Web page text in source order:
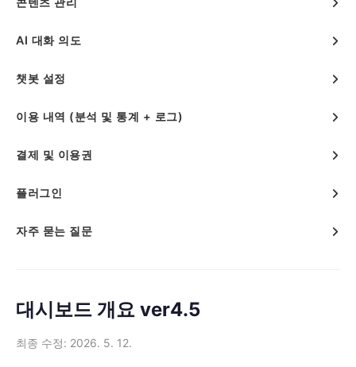
AI 대화 의도
챗봇 설정
이용 내역 (분석 및 통계 + 로그)
결제 및 이용권
플러그인
자주 묻는 질문
대시보드 개요 ver4.5
최종 수정: 2026. 5. 12.